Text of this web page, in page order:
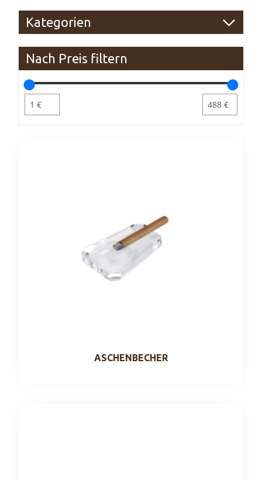
Kategorien
Nach Preis filtern
ASCHENBECHER